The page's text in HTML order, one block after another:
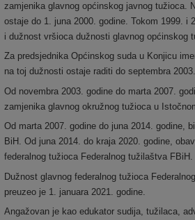
zamjenika glavnog općinskog javnog tužioca.
ostaje do 1. juna 2000. godine. Tokom 1999. i
i dužnost vršioca dužnosti glavnog općinskog
Za predsjednika Općinskog suda u Konjicu
na toj dužnosti ostaje raditi do septembra
Od novembra 2003. godine do marta 2007.
zamjenika glavnog okružnog tužioca u
Od marta 2007. godine do juna 2014. godine,
BiH. Od juna 2014. do kraja 2020. godine,
federalnog tužioca Federalnog tužilaštva FBiH.
Dužnost glavnog federalnog tužioca
preuzeo je 1. januara 2021. godine.
Angažovan je kao edukator sudija, tužilaca,